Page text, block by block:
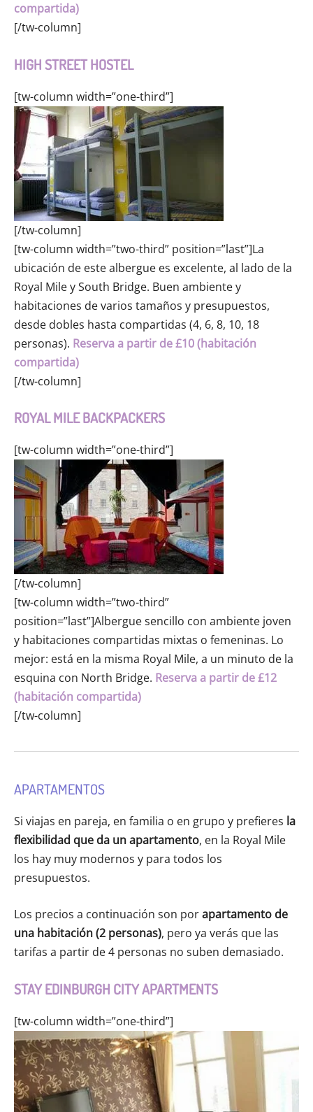
compartida)
[/tw-column]
HIGH STREET HOSTEL
[tw-column width=”one-third”]
[/tw-column]
[tw-column width=”two-third” position=”last”]La
ubicación de este albergue es excelente, al lado de la
Royal Mile y South Bridge. Buen ambiente y
habitaciones de varios tamaños y presupuestos,
desde dobles hasta compartidas (4, 6, 8, 10, 18
personas). Reserva a partir de £10 (habitación
compartida)
[/tw-column]
ROYAL MILE BACKPACKERS
[tw-column width=”one-third”]
[/tw-column]
[tw-column width=”two-third”
position=”last”]Albergue sencillo con ambiente joven
y habitaciones compartidas mixtas o femeninas. Lo
mejor: está en la misma Royal Mile, a un minuto de la
esquina con North Bridge. Reserva a partir de £12
(habitación compartida)
[/tw-column]
APARTAMENTOS
Si viajas en pareja, en familia o en grupo y prefieres la
flexibilidad que da un apartamento, en la Royal Mile
los hay muy modernos y para todos los
presupuestos.
Los precios a continuación son porapartamento de
una habitación (2 personas), pero ya verás que las
tarifas a partir de 4 personas no suben demasiado.
STAY EDINBURGH CITY APARTMENTS
[tw-column width=”one-third”]